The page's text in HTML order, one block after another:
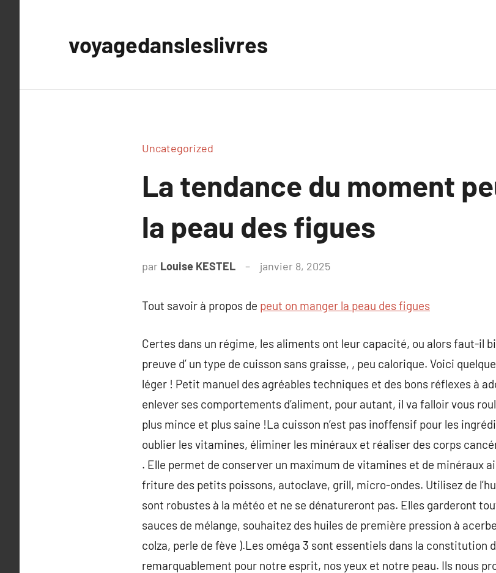
voyagedansleslivres
Uncategorized
La tendance du moment
la peau des figues
par Louise KESTEL janvier 8, 2025
Tout savoir à propos de peut on manger la peau des figues
Certes dans un régime, les aliments ont leur capacité, ou alors faut-il
preuve d’ un type de cuisson sans graisse, , peu calorique. Voici
léger ! Petit manuel des agréables techniques et des bons réflexes à
enlever ses comportements d’aliment, pour autant, il va falloir vous
plus mince et plus saine !La cuisson n’est pas inoffensif pour les
oublier les vitamines, éliminer les minéraux et réaliser des corps
. Elle permet de conserver un maximum de vitamines et de minéraux
friture des petits poissons, autoclave, grill, micro-ondes. Utilisez de
sont robustes à la météo et ne se dénatureront pas. Elles garderont
sauces de mélange, souhaitez des huiles de première pression à
colza, perle de fève ).Les oméga 3 sont essentiels dans la constitution
remarquablement pour notre esprit, nos yeux et notre peau. Ils nous